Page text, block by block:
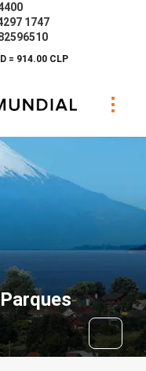
1747
= 914.00 CLP